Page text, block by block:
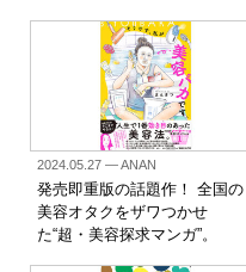
2024.05.27— ANAN
発売即重版の話題作！ 全国の
美容オタクをザワつかせ
た“超・美容探求マンガ”。